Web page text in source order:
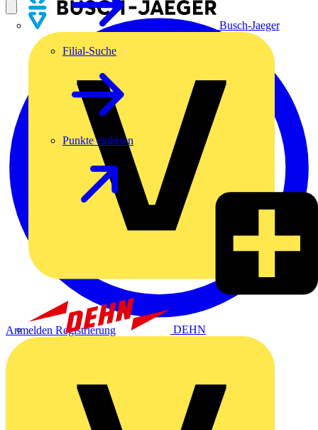
Busch-Jaeger
DEHN
Filial-Suche
Punkte einlösen
Anmelden Registrierung